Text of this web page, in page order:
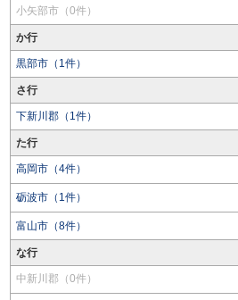
小矢部市（0件）
か行
黒部市（1件）
さ行
下新川郡（1件）
た行
高岡市（4件）
砺波市（1件）
富山市（8件）
な行
中新川郡（0件）